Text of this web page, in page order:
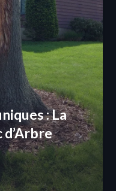
: La